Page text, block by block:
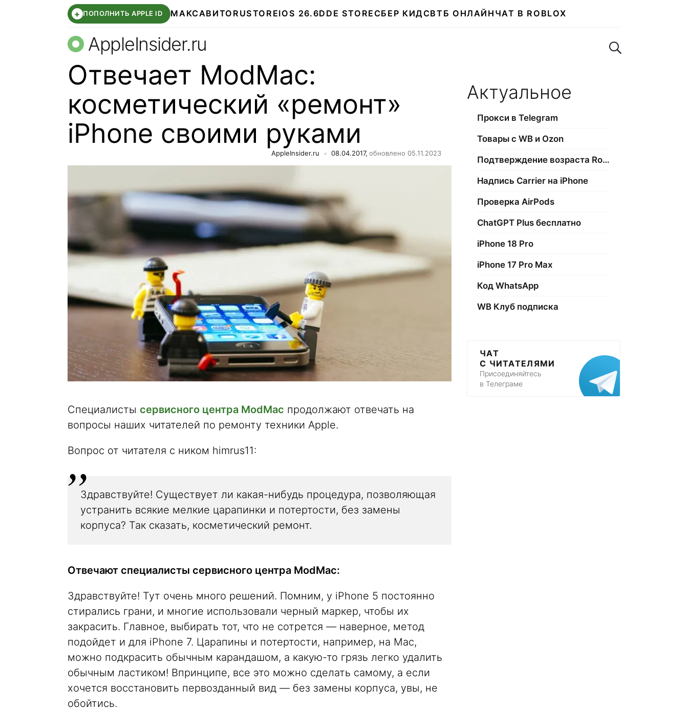
+ ПОПОЛНИТЬ APPLE ID МАКСАВИТО RUSTOREIOS 26.6DDE STORE СБЕР КИДСВТБ ОНЛАЙН ЧАТ В ROBLOX
AppleInsider.ru Поиск по сайту
Отвечает ModMac:
косметический «ремонт»
iPhone своими руками
AppleInsider.ru 08.04.2017, обновлено 05.11.2023
Специалисты сервисного центра ModMac продолжают отвечать на
вопросы наших читателей по ремонту техники Apple.
Вопрос от читателя с ником himrus11:
Здравствуйте! Существует ли какая-нибудь процедура, позволяющая
устранить всякие мелкие царапинки и потертости, без замены
корпуса? Так сказать, косметический ремонт.
Отвечают специалисты сервисного центра ModMac:
Здравствуйте! Тут очень много решений. Помним, у iPhone 5 постоянно
стирались грани, и многие использовали черный маркер, чтобы их
закрасить. Главное, выбирать тот, что не сотрется — наверное, метод
подойдет и для iPhone 7. Царапины и потертости, например, на Mac,
можно подкрасить обычным карандашом, а какую-то грязь легко удалить
обычным ластиком! Впринципе, все это можно сделать самому, а если
хочется восстановить первозданный вид — без замены корпуса, увы, не
обойтись.
Актуальное
Прокси в Telegram
Товары с WB и Ozon
Подтверждение возраста Roblox
Надпись Carrier на iPhone
Проверка AirPods
ChatGPT Plus бесплатно
iPhone 18 Pro
iPhone 17 Pro Max
Код WhatsApp
WB Клуб подписка
ЧАТ
С ЧИТАТЕЛЯМИ
Присоединяйтесь
в Телеграме